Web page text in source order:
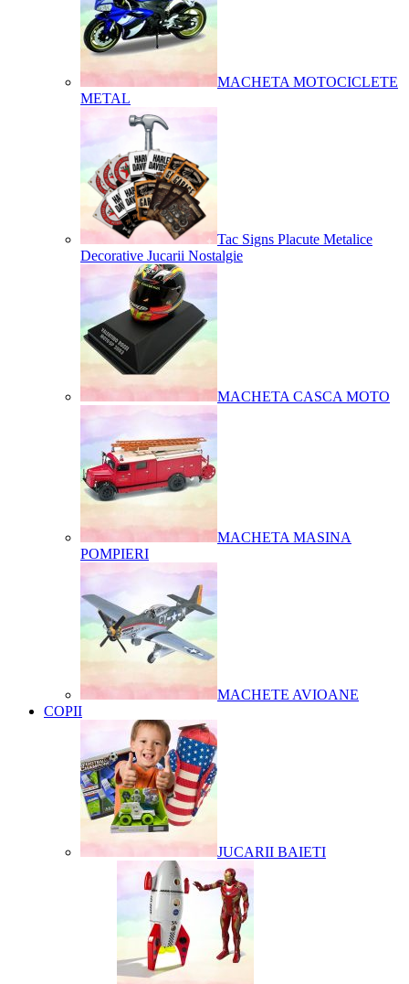
MACHETA MOTOCICLETE
METAL
Tac Signs Placute Metalice
Decorative Jucarii Nostalgie
MACHETA CASCA MOTO
MACHETA MASINA
POMPIERI
MACHETE AVIOANE
COPII
JUCARII BAIETI